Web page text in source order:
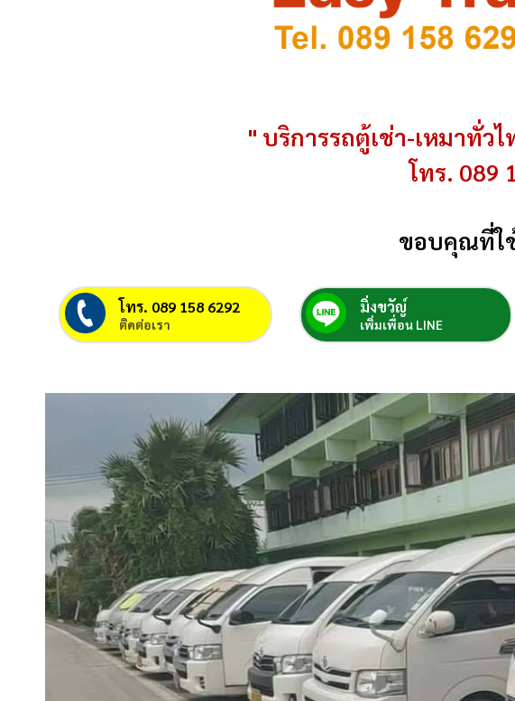
" บริการรถตู้เช่า-เหมาทั่ว
โทร. 089
ขอบคุณที่ใ
โทร. 089 158 6292
ติดต่อเรา
มิ่งขวัญ์
เพิ่มเพื่อน LINE